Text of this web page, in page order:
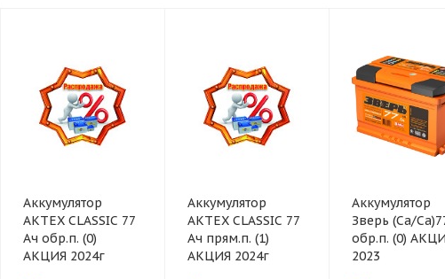
Аккумулятор
АКТЕХ CLASSIC 77
Ач обр.п. (0)
АКЦИЯ 2024г
Аккумулятор
АКТЕХ CLASSIC 77
Ач прям.п. (1)
АКЦИЯ 2024г
Аккумулятор
Зверь (Ca/
обр.п. (0)
2023